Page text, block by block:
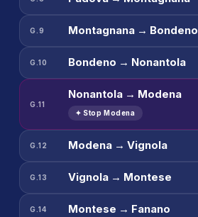
G.9 Montagnana → Bondeno
G.10 Bondeno → Nonantola
G.11
Nonantola → Modena
✦ Stop Modena
G.12 Modena → Vignola
G.13 Vignola → Montese
G.14 Montese → Fanano